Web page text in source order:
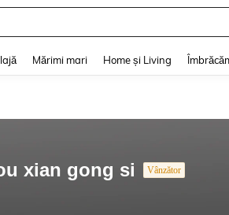
Mărimi mari Home și Living
xian gong si Vânzător